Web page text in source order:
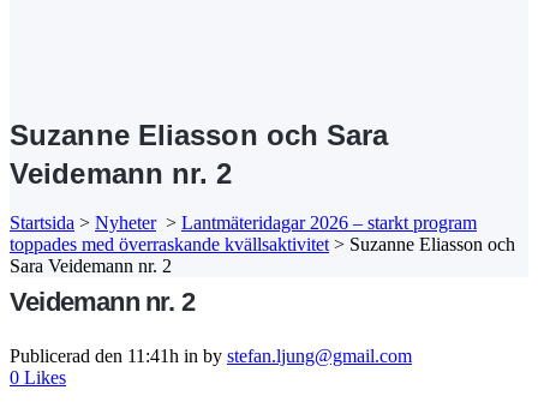
Suzanne Eliasson och Sara
Veidemann nr. 2
Startsida > Nyheter > Lantmäteridagar 2026 – starkt program
toppades med överraskande kvällsaktivitet > Suzanne Eliasson och
Sara Veidemann nr. 2
21 majSuzanne Eliasson och Sara
Veidemann nr. 2
Publicerad den 11:41h in by stefan.ljung@gmail.com
0 Likes